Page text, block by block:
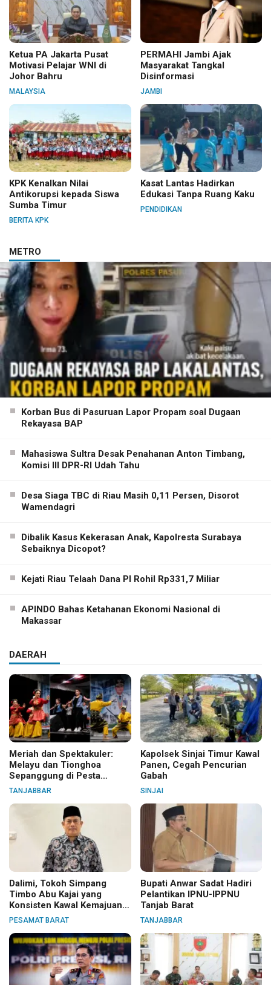
Ketua PA Jakarta Pusat
Motivasi Pelajar WNI di
Johor Bahru
MALAYSIA
PERMAHI Jambi Ajak
Masyarakat Tangkal
Disinformasi
JAMBI
KPK Kenalkan Nilai
Antikorupsi kepada Siswa
Sumba Timur
BERITA KPK
Kasat Lantas Hadirkan
Edukasi Tanpa Ruang Kaku
PENDIDIKAN
METRO
Korban Bus di Pasuruan Lapor Propam soal Dugaan
Rekayasa BAP
Mahasiswa Sultra Desak Penahanan Anton Timbang,
Komisi III DPR-RI Udah Tahu
Desa Siaga TBC di Riau Masih 0,11 Persen, Disorot
Wamendagri
Dibalik Kasus Kekerasan Anak, Kapolresta Surabaya
Sebaiknya Dicopot?
Kejati Riau Telaah Dana PI Rohil Rp331,7 Miliar
APINDO Bahas Ketahanan Ekonomi Nasional di
Makassar
DAERAH
Meriah dan Spektakuler:
Melayu dan Tionghoa
Sepanggung di Pesta
Budaya Tanjabbar
TANJABBAR
Kapolsek Sinjai Timur Kawal
Panen, Cegah Pencurian
Gabah
SINJAI
Dalimi, Tokoh Simpang
Timbo Abu Kajai yang
Konsisten Kawal Kemajuan
Nagari
PESAMAT BARAT
Bupati Anwar Sadat Hadiri
Pelantikan IPNU-IPPNU
Tanjab Barat
TANJABBAR